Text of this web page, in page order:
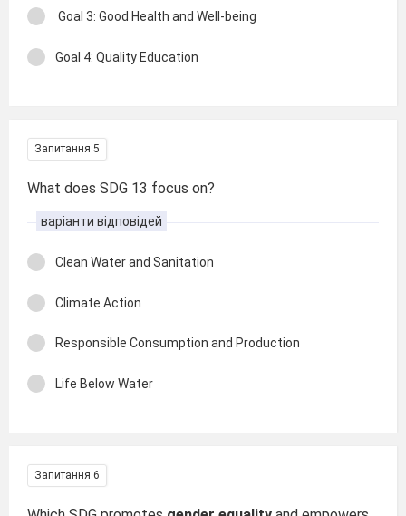
Goal 3: Good Health and Well-being
Goal 4: Quality Education
Запитання 5
What does SDG 13 focus on?
варіанти відповідей
Clean Water and Sanitation
Climate Action
Responsible Consumption and Production
Life Below Water
Запитання 6